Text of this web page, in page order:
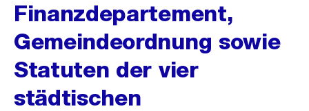
Finanzdepartement,
Gemeindeordnung sowie
Statuten der vier
städtischen